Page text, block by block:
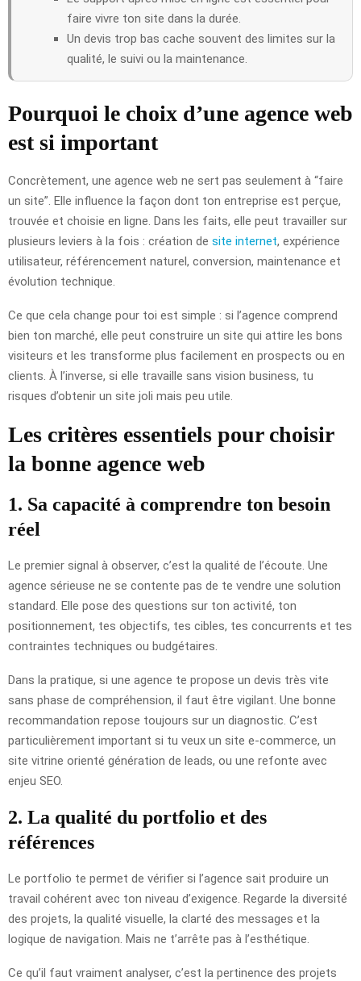
faire vivre ton site dans la durée.
Un devis trop bas cache souvent des limites sur la
qualité, le suivi ou la maintenance.
Pourquoi le choix d’une agence web
est si important
Concrètement, une agence web ne sert pas seulement à “faire
un site”. Elle influence la façon dont ton entreprise est perçue,
trouvée et choisie en ligne. Dans les faits, elle peut travailler sur
plusieurs leviers à la fois : création de site internet, expérience
utilisateur, référencement naturel, conversion, maintenance et
évolution technique.
Ce que cela change pour toi est simple : si l’agence comprend
bien ton marché, elle peut construire un site qui attire les bons
visiteurs et les transforme plus facilement en prospects ou en
clients. À l’inverse, si elle travaille sans vision business, tu
risques d’obtenir un site joli mais peu utile.
Les critères essentiels pour choisir
la bonne agence web
1. Sa capacité à comprendre ton besoin
réel
Le premier signal à observer, c’est la qualité de l’écoute. Une
agence sérieuse ne se contente pas de te vendre une solution
standard. Elle pose des questions sur ton activité, ton
positionnement, tes objectifs, tes cibles, tes concurrents et tes
contraintes techniques ou budgétaires.
Dans la pratique, si une agence te propose un devis très vite
sans phase de compréhension, il faut être vigilant. Une bonne
recommandation repose toujours sur un diagnostic. C’est
particulièrement important si tu veux un site e-commerce, un
site vitrine orienté génération de leads, ou une refonte avec
enjeu SEO.
2. La qualité du portfolio et des
références
Le portfolio te permet de vérifier si l’agence sait produire un
travail cohérent avec ton niveau d’exigence. Regarde la diversité
des projets, la qualité visuelle, la clarté des messages et la
logique de navigation. Mais ne t’arrête pas à l’esthétique.
Ce qu’il faut vraiment analyser, c’est la pertinence des projets